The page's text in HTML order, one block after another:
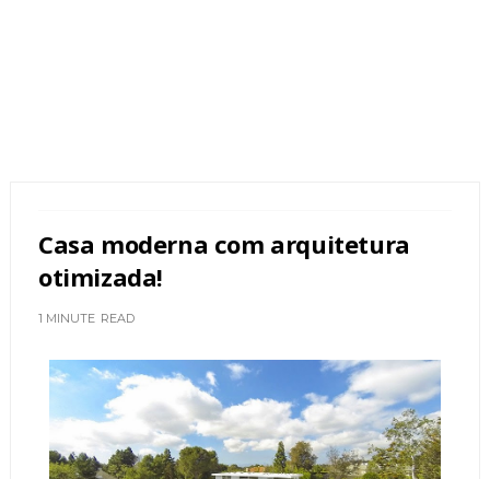
Casa moderna com arquitetura
otimizada!
1 MINUTE READ